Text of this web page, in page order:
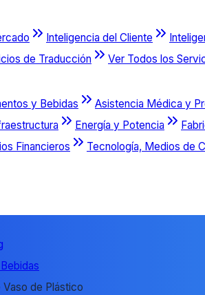
Inteligencia del Cliente
de Traducción Ver Todos los
y Bebidas Asistencia Médica y
Energía y Potencia
Financieros Tecnología, Medios de
de Plástico